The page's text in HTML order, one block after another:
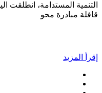
قافلة مبادرة محو
إقرأ المزيد